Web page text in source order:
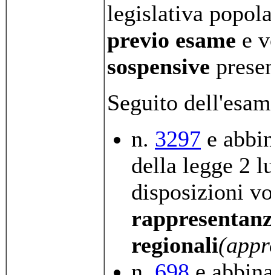
legislativa
previo esame e
sospensive
Seguito
n. 3297 e
della legge 2
disposizioni
regionali